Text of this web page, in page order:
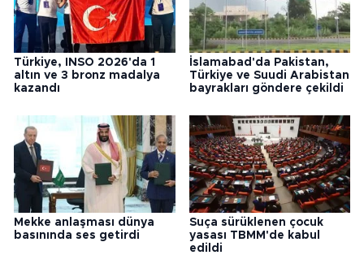
Türkiye, INSO 2026'da 1
altın ve 3 bronz madalya
kazandı
İslamabad'da Pakistan,
Türkiye ve Suudi Arabistan
bayrakları göndere çekildi
Mekke anlaşması dünya
basınında ses getirdi
Suça sürüklenen çocuk
yasası TBMM'de kabul
edildi